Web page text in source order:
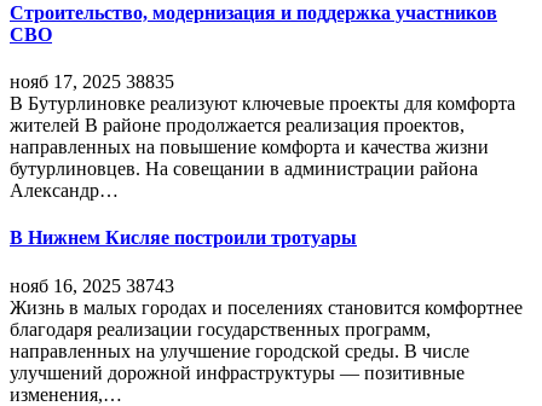
Строительство, модернизация и поддержка участников
СВО
нояб 17, 2025 38835
В Бутурлиновке реализуют ключевые проекты для комфорта
жителей В районе продолжается реализация проектов,
направленных на повышение комфорта и качества жизни
бутурлиновцев. На совещании в администрации района
Александр…
В Нижнем Кисляе построили тротуары
нояб 16, 2025 38743
Жизнь в малых городах и поселениях становится комфортнее
благодаря реализации государственных программ,
направленных на улучшение городской среды. В числе
улучшений дорожной инфраструктуры — позитивные
изменения,…